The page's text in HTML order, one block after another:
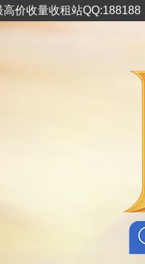
高价收量收租站